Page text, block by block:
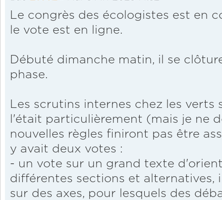
Le congrès des écologistes est en
le vote est en ligne.
Débuté dimanche matin, il se
phase.
Les scrutins internes chez les verts
l'était particulièrement (mais je ne
nouvelles règles finiront pas être
y avait deux votes :
- un vote sur un grand texte
différentes sections et alternatives,
sur des axes, pour lesquels des